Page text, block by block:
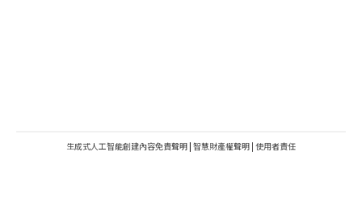
生成式人工智能創建內容免責聲明 | 智慧財產權聲明 | 使用者責任